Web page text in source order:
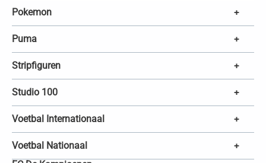
Pokemon +
Puma +
Stripfiguren +
Studio 100 +
Voetbal Internationaal +
Voetbal Nationaal +